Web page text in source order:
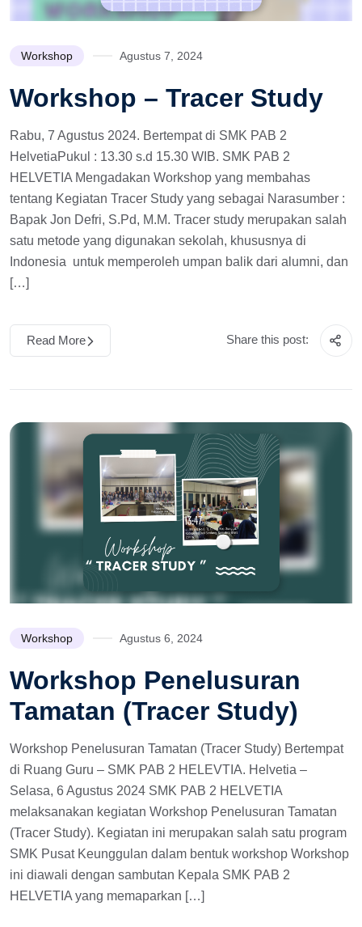
Workshop Agustus 7, 2024
Workshop – Tracer Study
Rabu, 7 Agustus 2024. Bertempat di SMK PAB 2
HelvetiaPukul : 13.30 s.d 15.30 WIB. SMK PAB 2
HELVETIA Mengadakan Workshop yang membahas
tentang Kegiatan Tracer Study yang sebagai Narasumber :
Bapak Jon Defri, S.Pd, M.M. Tracer study merupakan salah
satu metode yang digunakan sekolah, khususnya di
Indonesia untuk memperoleh umpan balik dari alumni, dan
[…]
Read More Share this post:
Workshop Agustus 6, 2024
Workshop Penelusuran
Tamatan (Tracer Study)
Workshop Penelusuran Tamatan (Tracer Study) Bertempat
di Ruang Guru – SMK PAB 2 HELEVTIA. Helvetia –
Selasa, 6 Agustus 2024 SMK PAB 2 HELVETIA
melaksanakan kegiatan Workshop Penelusuran Tamatan
(Tracer Study). Kegiatan ini merupakan salah satu program
SMK Pusat Keunggulan dalam bentuk workshop Workshop
ini diawali dengan sambutan Kepala SMK PAB 2
HELVETIA yang memaparkan […]